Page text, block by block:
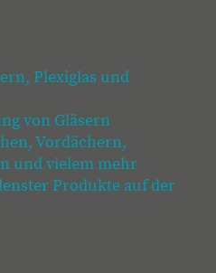
Plexiglas und
von Gläsern
Vordächern,
und vielem mehr
Produkte auf der